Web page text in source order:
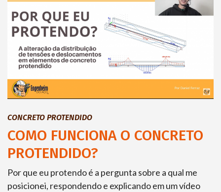
CONCRETO PROTENDIDO
COMO FUNCIONA O CONCRETO
PROTENDIDO?
Por que eu protendo é a pergunta sobre a qual me
posicionei, respondendo e explicando em um vídeo